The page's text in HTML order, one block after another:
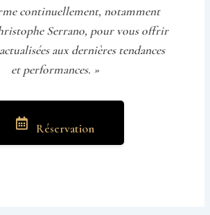
continuellement, notamment
Serrano, pour vous offrir
aux dernières tendances
et performances. »
Réservation